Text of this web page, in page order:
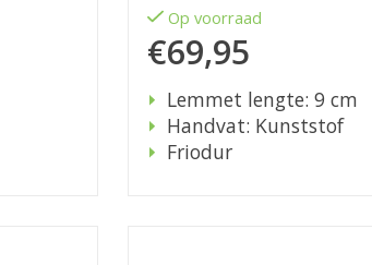
Op voorraad
€69,95
Lemmet lengte: 9 cm
Handvat: Kunststof
Friodur